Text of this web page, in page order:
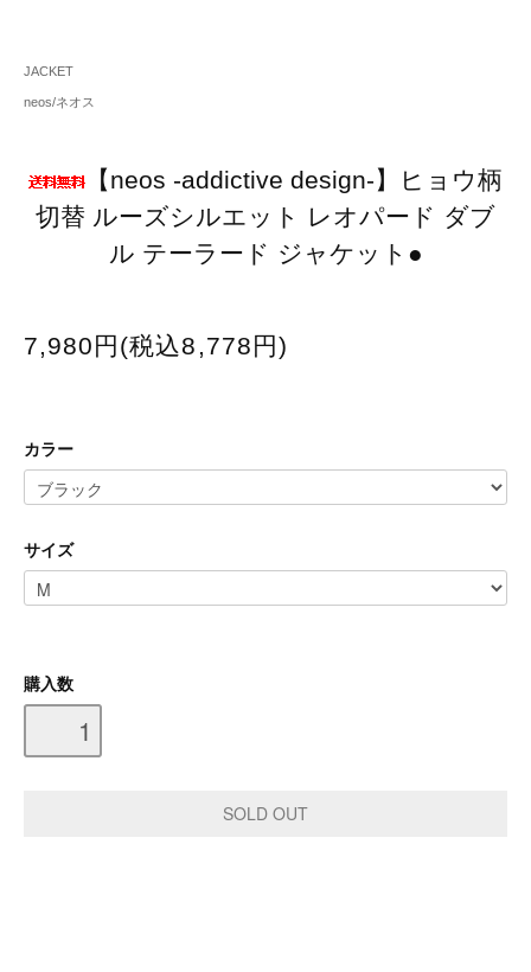
JACKET
neos/ネオス
【neos -addictive design-】ヒョウ柄
切替 ルーズシルエット レオパード ダブ
ル テーラード ジャケット●
7,980円(税込8,778円)
カラー
サイズ
購入数